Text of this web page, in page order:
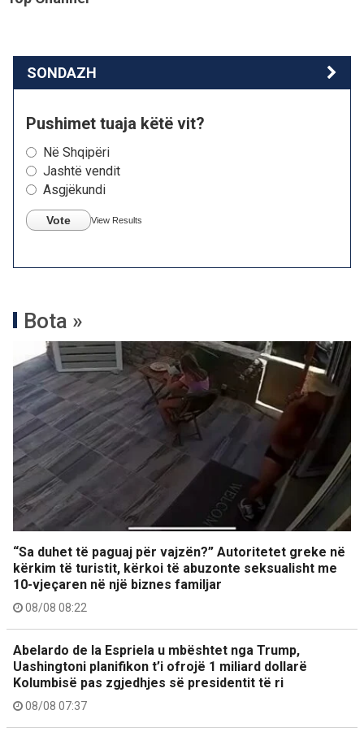
SONDAZH
Pushimet tuaja këtë vit?
Në Shqipëri
Jashtë vendit
Asgjëkundi
Vote View Results
Bota »
“Sa duhet të paguaj për vajzën?” Autoritetet greke në
kërkim të turistit, kërkoi të abuzonte seksualisht me
10-vjeçaren në një biznes familjar
08/08 08:22
Abelardo de la Espriela u mbështet nga Trump,
Uashingtoni planifikon t’i ofrojë 1 miliard dollarë
Kolumbisë pas zgjedhjes së presidentit të ri
08/08 07:37